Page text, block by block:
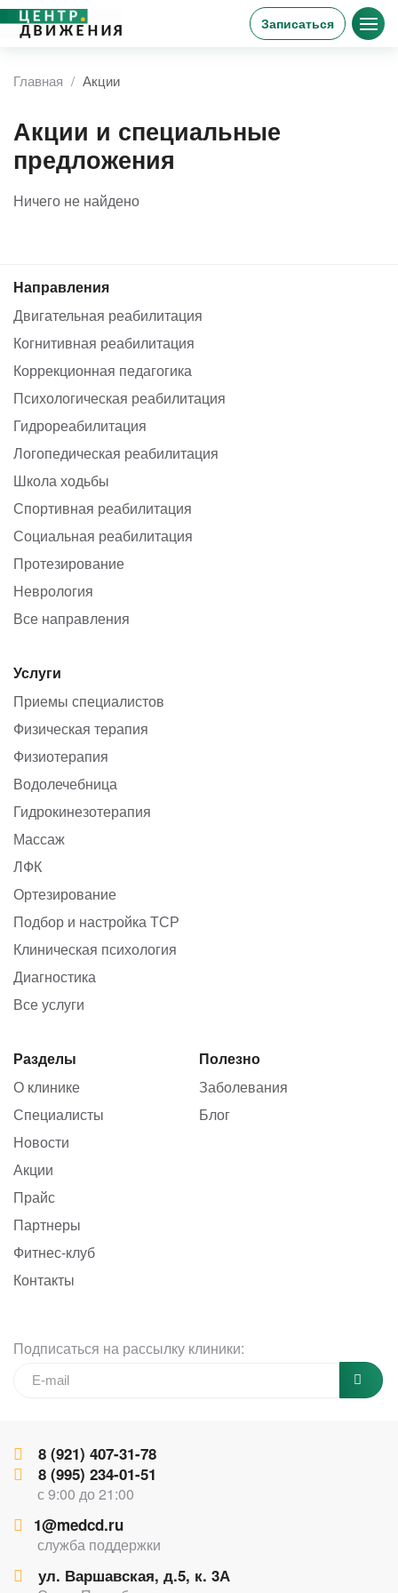
Записаться
Главная Акции
Акции и специальные
предложения
Ничего не найдено
8 (921) 407-31-78
8 (995) 234-01-51
с 9:00 до 21:00
1@medcd.ru
служба поддержки
ул. Варшавская, д.5, к. 3А
Направления
Двигательная реабилитация
Когнитивная реабилитация
Коррекционная педагогика
Психологическая реабилитация
Гидрореабилитация
Логопедическая реабилитация
Школа ходьбы
Спортивная реабилитация
Социальная реабилитация
Протезирование
Неврология
Все направления
Услуги
Приемы специалистов
Физическая терапия
Физиотерапия
Водолечебница
Гидрокинезотерапия
Массаж
ЛФК
Ортезирование
Подбор и настройка ТСР
Клиническая психология
Диагностика
Все услуги
Разделы
О клинике
Специалисты
Новости
Акции
Прайс
Партнеры
Фитнес-клуб
Контакты
Полезно
Заболевания
Блог
Подписаться на рассылку клиники: